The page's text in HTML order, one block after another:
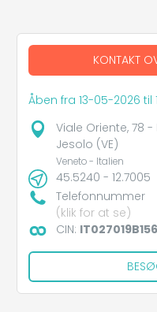
KONTAKT
Åben fra 13-05-2026 til
Viale Oriente, 78
Jesolo (VE)
Veneto - Italien
45.5240 - 12.7005
Telefonnummer
(klik for at se)
CIN: